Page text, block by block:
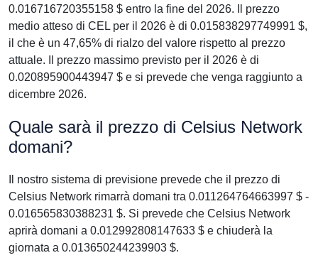
0.016716720355158 $ entro la fine del 2026. Il prezzo
medio atteso di CEL per il 2026 è di 0.015838297749991 $,
il che è un 47,65% di rialzo del valore rispetto al prezzo
attuale. Il prezzo massimo previsto per il 2026 è di
0.020895900443947 $ e si prevede che venga raggiunto a
dicembre 2026.
Quale sarà il prezzo di Celsius Network
domani?
Il nostro sistema di previsione prevede che il prezzo di
Celsius Network rimarrà domani tra 0.011264764663997 $ -
0.016565830388231 $. Si prevede che Celsius Network
aprirà domani a 0.012992808147633 $ e chiuderà la
giornata a 0.013650244239903 $.